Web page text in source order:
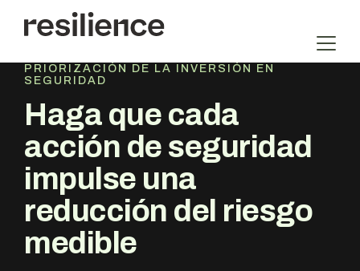
contenido
PRIORIZACIÓN DE LA INVERSIÓN EN
SEGURIDAD
Haga que cada
acción de seguridad
impulse una
reducción del riesgo
medible